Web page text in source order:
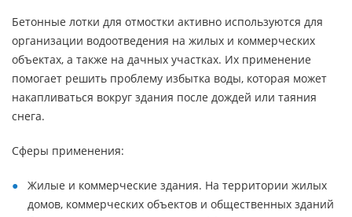
Бетонные лотки для отмостки активно используются для
организации водоотведения на жилых и коммерческих
объектах, а также на дачных участках. Их применение
помогает решить проблему избытка воды, которая может
накапливаться вокруг здания после дождей или таяния
снега.
Сферы применения:
Жилые и коммерческие здания. На территории жилых
домов, коммерческих объектов и общественных зданий